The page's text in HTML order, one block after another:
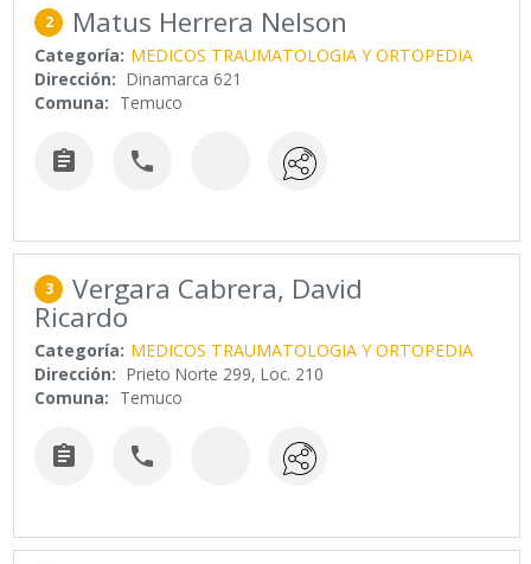
2 Matus Herrera Nelson
Categoría: MEDICOS TRAUMATOLOGIA Y ORTOPEDIA
Dirección: Dinamarca 621
Comuna: Temuco
 
3 Vergara Cabrera, David
Ricardo
Categoría: MEDICOS TRAUMATOLOGIA Y ORTOPEDIA
Dirección: Prieto Norte 299, Loc. 210
Comuna: Temuco
 